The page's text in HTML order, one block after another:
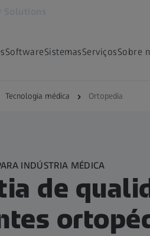
SoftwareSistemasServiçosSobre
Tecnologia médica Ortopedia
INDÚSTRIA MÉDICA
de